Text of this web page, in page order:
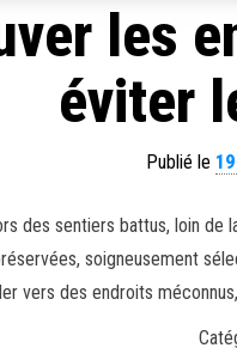
les
éviter
Publié le
des sentiers battus, loin de
soigneusement
vers des endroits